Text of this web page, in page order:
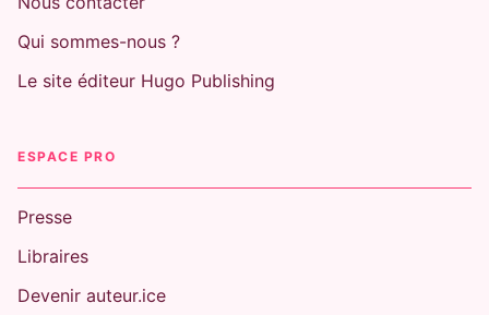
Qui sommes-nous ?
Le site éditeur Hugo Publishing
ESPACE PRO
Presse
Libraires
Devenir auteur.ice